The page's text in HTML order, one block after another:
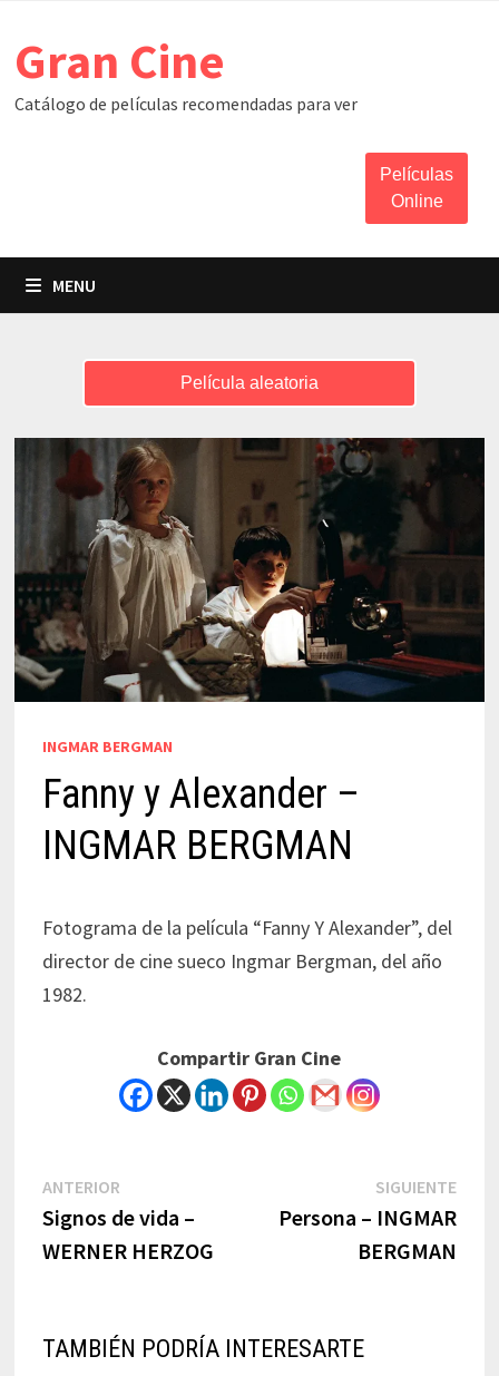
content
Gran Cine
Catálogo de películas recomendadas para ver
Películas
Online
MENU
Película aleatoria
INGMAR BERGMAN
Fanny y Alexander –
INGMAR BERGMAN
Fotograma de la película “Fanny Y Alexander”, del
director de cine sueco Ingmar Bergman, del año
1982.
Compartir Gran Cine
Navegación
de
ANTERIOR
post:
Signos de vida –
WERNER HERZOG
SIGUIENTENext
post:
Persona – INGMAR
BERGMAN
TAMBIÉN PODRÍA INTERESARTE